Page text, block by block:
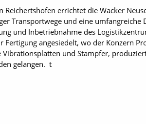
Reichertshofen errichtet die Wacker
Transportwege und eine
und Inbetriebnahme des
Fertigung angesiedelt, wo der Konzern
und Stampfer,
gelangen. t